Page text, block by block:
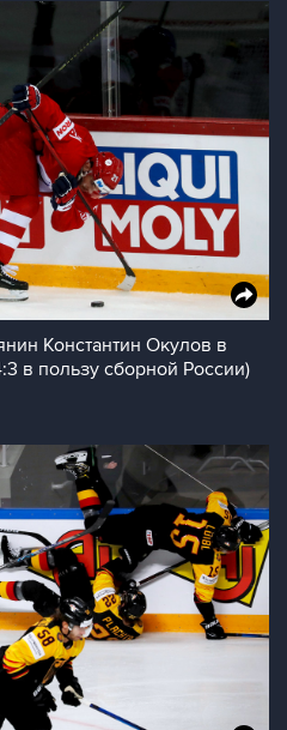
Константин Окулов в
в пользу сборной России)